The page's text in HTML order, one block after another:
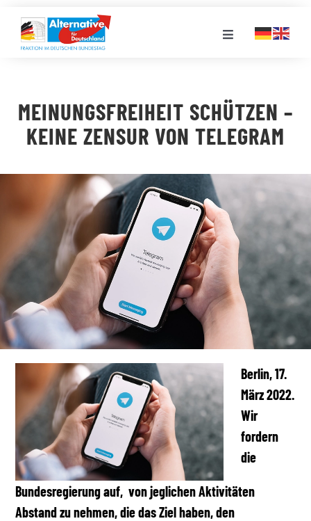
Inhalt
springen
Toggle
LANDESGRUPPEN
VERANSTALTUNGEN
PRESSE
STELLENPORTAL
MEDIATHEK
MEINUNGSFREIHEIT SCHÜTZEN –
KEINE ZENSUR VON TELEGRAM
Berlin, 17.
März 2022.
Wir
fordern
die
Bundesregierung auf, von jeglichen Aktivitäten
Abstand zu nehmen, die das Ziel haben, den